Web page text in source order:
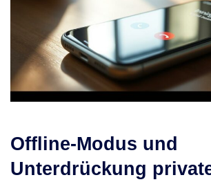
Offline-Modus und
Unterdrückung